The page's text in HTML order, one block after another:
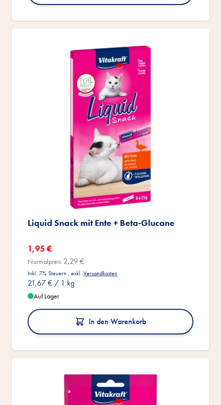
Liquid Snack mit Ente + Beta-Glucane
Sonderangebot
1,95 €
Normalpreis 2,29 €
Inkl. 7% Steuern , exkl. Versandkosten
21,67 € / 1 kg
Auf Lager
In den Warenkorb